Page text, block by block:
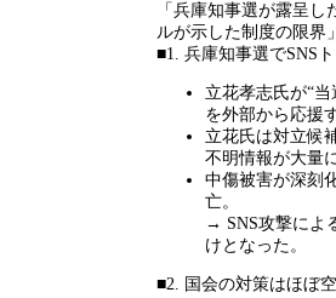
「兵庫知事選が露呈し
ルが示した制度の限界
■1. 兵庫知事選でSNS
立花孝志氏が“当
を外部から応援
立花氏は対立候
不明情報が大量
中傷被害が深刻
亡。
→ SNS攻撃によ
けとなった。
■2. 国会の対策はほぼ